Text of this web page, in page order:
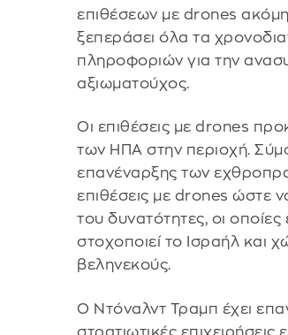
επιθέσεων με drones ακόμη
ξεπεράσει όλα τα
πληροφοριών για την
αξιωματούχος.
Οι επιθέσεις με drones
των ΗΠΑ στην περιοχή.
επανέναρξης των
επιθέσεις με drones ώστε
του δυνατότητες, οι
στοχοποιεί το Ισραήλ και
βεληνεκούς.
Ο Ντόναλντ Τραμπ έχει
στρατιωτικές